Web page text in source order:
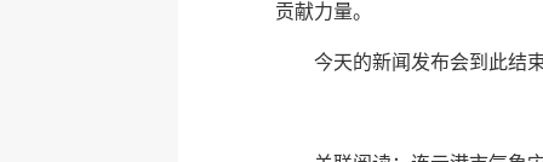
贡献力量。
今天的新闻发布会到此结